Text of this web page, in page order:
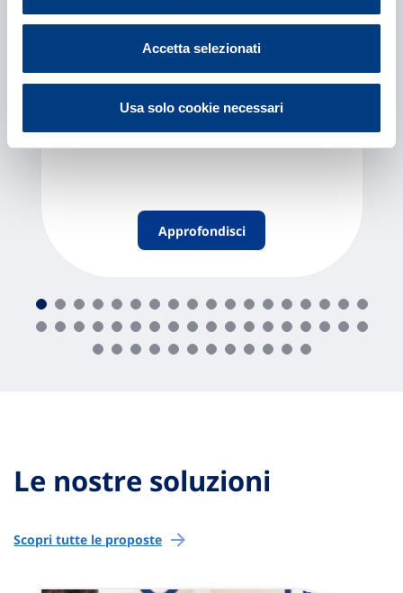
Accetta selezionati
Usa solo cookie necessari
Scopri cos’è l’assicurazione sanitariae come
funziona: tipologie di polizza, cosa copre,
sottoscriverla.
Approfondisci
Le nostre soluzioni
Scopri tutte le proposte